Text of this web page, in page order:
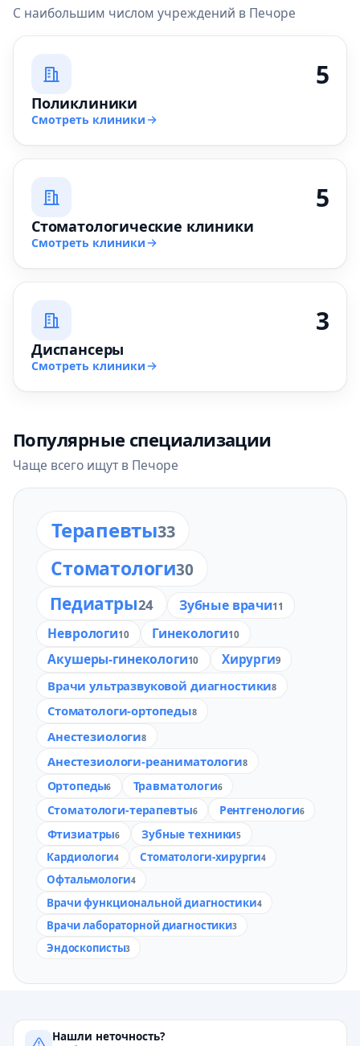
С наибольшим числом учреждений в Печоре
5
Поликлиники
Смотреть клиники
5
Стоматологические клиники
Смотреть клиники
3
Диспансеры
Смотреть клиники
Популярные специализации
Чаще всего ищут в Печоре
Терапевты33
Стоматологи30
Педиатры24 Зубные врачи11
Неврологи10 Гинекологи10
Акушеры-гинекологи10 Хирурги9
Врачи ультразвуковой диагностики8
Стоматологи-ортопеды8
Анестезиологи8
Анестезиологи-реаниматологи8
Ортопеды6 Травматологи6
Стоматологи-терапевты6 Рентгенологи6
Фтизиатры6 Зубные техники5
Кардиологи4 Стоматологи-хирурги4
Офтальмологи4
Врачи функциональной диагностики4
Врачи лабораторной диагностики3
Эндоскописты3
Нашли неточность?